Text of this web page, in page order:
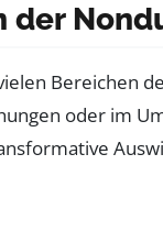
der
Bereichen
oder im